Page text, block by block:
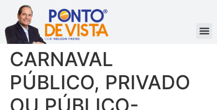
CARNAVAL
PÚBLICO, PRIVADO